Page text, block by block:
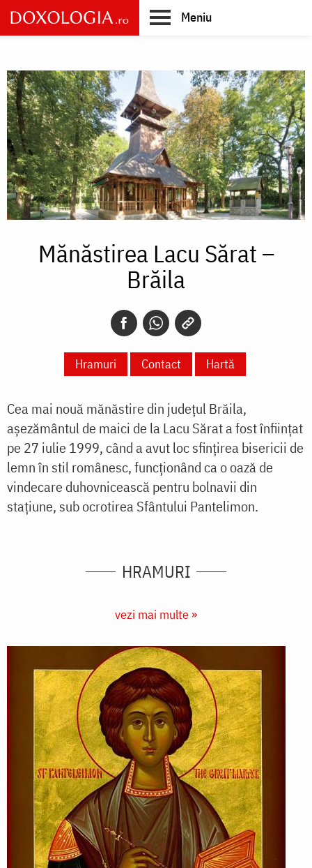
Skip
to
main
Meniu
Mănăstirea Lacu Sărat –
Brăila
Hramuri Contact Hartă
Cea mai nouă mănăstire din județul Brăila,
așezământul de maici de la Lacu Sărat a fost înființat
pe 27 iulie 1999, când a avut loc sfințirea bisericii de
lemn în stil românesc, funcționând ca o oază de
vindecare duhovnicească pentru bolnavii din
stațiune, sub ocrotirea Sfântului Pantelimon.
HRAMURI
vezi mai multe »